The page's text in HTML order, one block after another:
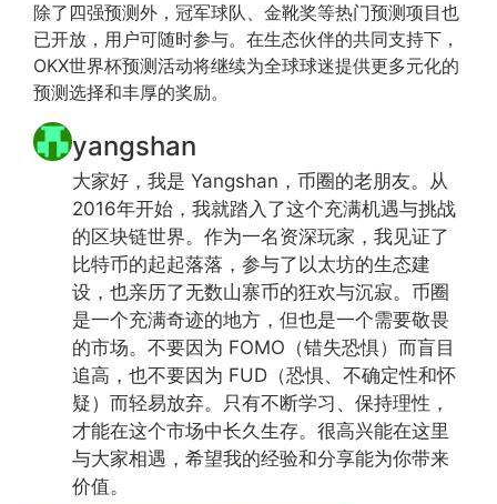
除了四强预测外，冠军球队、金靴奖等热门预测项目也
已开放，用户可随时参与。在生态伙伴的共同支持下，
OKX世界杯预测活动将继续为全球球迷提供更多元化的
预测选择和丰厚的奖励。
yangshan
大家好，我是 Yangshan，币圈的老朋友。从
2016年开始，我就踏入了这个充满机遇与挑战
的区块链世界。作为一名资深玩家，我见证了
比特币的起起落落，参与了以太坊的生态建
设，也亲历了无数山寨币的狂欢与沉寂。币圈
是一个充满奇迹的地方，但也是一个需要敬畏
的市场。不要因为 FOMO（错失恐惧）而盲目
追高，也不要因为 FUD（恐惧、不确定性和怀
疑）而轻易放弃。只有不断学习、保持理性，
才能在这个市场中长久生存。很高兴能在这里
与大家相遇，希望我的经验和分享能为你带来
价值。